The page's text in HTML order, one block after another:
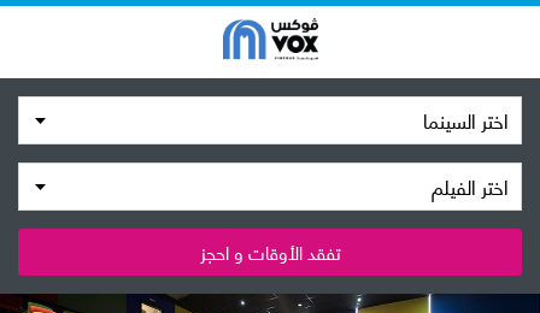
اختر السينما
اختر الفيلم
تفقد الأوقات و احجز